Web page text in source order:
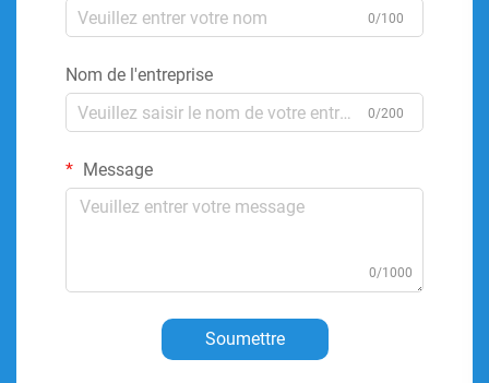
0/100
Nom de l'entreprise
0/200
Message
0/1000
Soumettre